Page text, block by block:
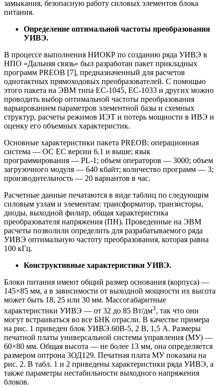
замыкания, безопасную работу силовых элементов блока
питания.
Определение оптимальной частоты преобразования
УИВЭ.
В процессе выполнения НИОКР по созданию ряда УИВЭ в
НПО «Дальняя связь» был разработан пакет прикладных
программ PREOB [7], предназначенный для расчетов
однотактных прямоходовых преобразователей. С помощью
этого пакета на ЭВМ типа ЕС-1045, ЕС-1033 и других можно
проводить выбор оптимальной частоты преобразования
варьированием параметров элементной базы и схемных
структур, расчеты режимов ИЭТ и потерь мощности в ИВЭ и
оценку его объемных характеристик.
Основные характеристики пакета PREOB: операционная
система — ОС ЕС версии 6.1 и выше; язык
программирования — PL-1; объем операторов — 3000; объем
загрузочного модуля — 640 кбайт; количество программ — 3;
производительность — 20 вариантов в час.
Расчетные данные печатаются в виде таблиц по следующим
силовым узлам и элементам: трансформатор, транзисторы,
диоды, выходной фильтр, общая характеристика
преобразователя напряжения (ПН). Проведенные на ЭВМ
расчеты позволили определить для разрабатываемого ряда
УИВЭ оптимальную частоту преобразования, которая равна
100 кГц.
Конструктивные характеристики УИВЭ.
Блоки питания имеют общий размер основания (корпуса) —
145×85 мм, а в зависимости от выходной мощности их высота
может быть 18, 25 или 30 мм. Массогабаритные
характеристики УИВЭ — от 32 до 85 Вт/дм3, так что они
могут встраиваться во все БНК отрасли. В качестве примера
на рис. 1 приведен блок УИВЭ.60В-5, 2 В, 1,5 А. Размеры
печатной платы универсальной системы управления (МУ) —
60×80 мм. Общая высота — не более 13 мм, она определяется
размером оптрона 3ОД129. Печатная плата МУ показана на
рис. 2. В табл. 1 и 2 приведены характеристики ряда УИВЭ, а
также параметры нестабильности выходного напряжения
блоков.